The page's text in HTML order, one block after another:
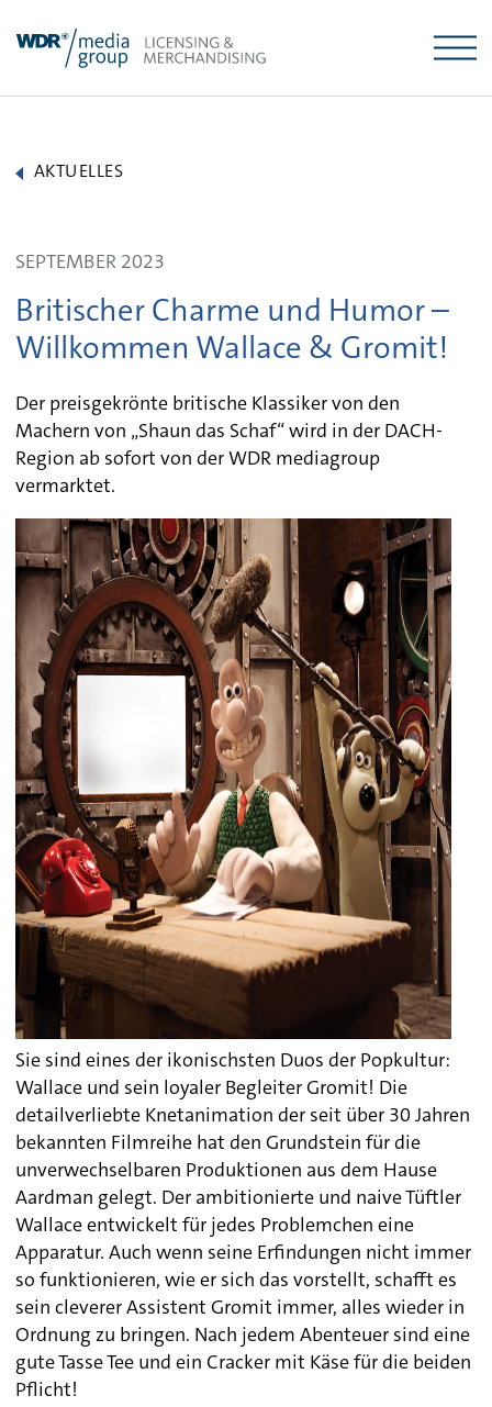
to
content
AKTUELLES
SEPTEMBER 2023
Britischer Charme und Humor –
Willkommen Wallace & Gromit!
Der preisgekrönte britische Klassiker von den
Machern von „Shaun das Schaf“ wird in der DACH-
Region ab sofort von der WDR mediagroup
vermarktet.
Sie sind eines der ikonischsten Duos der Popkultur:
Wallace und sein loyaler Begleiter Gromit! Die
detailverliebte Knetanimation der seit über 30 Jahren
bekannten Filmreihe hat den Grundstein für die
unverwechselbaren Produktionen aus dem Hause
Aardman gelegt. Der ambitionierte und naive Tüftler
Wallace entwickelt für jedes Problemchen eine
Apparatur. Auch wenn seine Erfindungen nicht immer
so funktionieren, wie er sich das vorstellt, schafft es
sein cleverer Assistent Gromit immer, alles wieder in
Ordnung zu bringen. Nach jedem Abenteuer sind eine
gute Tasse Tee und ein Cracker mit Käse für die beiden
Pflicht!